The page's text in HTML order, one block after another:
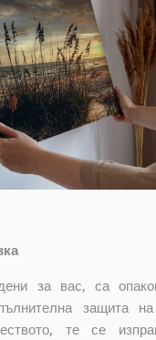
за вас, са
защита
те се